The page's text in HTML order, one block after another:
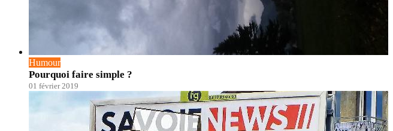
Humour
Pourquoi faire simple ?
01 février 2019